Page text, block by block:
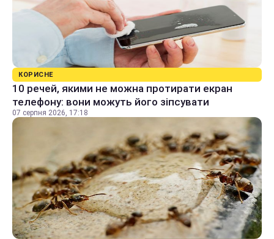
КОРИСНЕ
10 речей, якими не можна протирати екран
телефону: вони можуть його зіпсувати
07 серпня 2026, 17:18